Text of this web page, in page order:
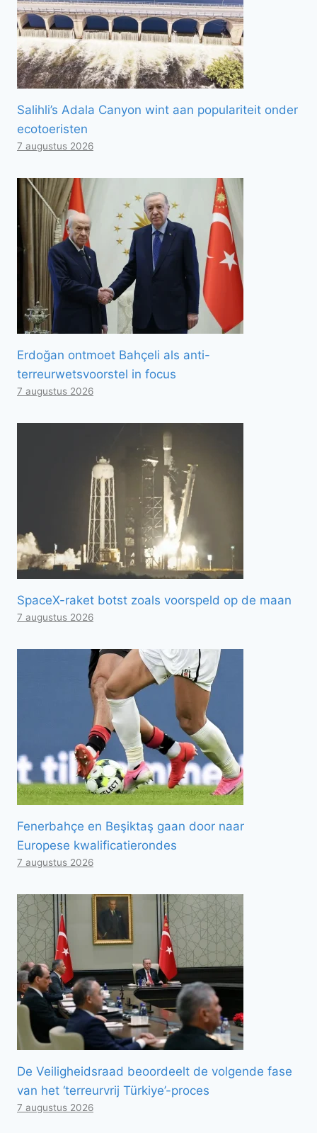
Salihli’s Adala Canyon wint aan populariteit onder
ecotoeristen
7 augustus 2026
Erdoğan ontmoet Bahçeli als anti-
terreurwetsvoorstel in focus
7 augustus 2026
SpaceX-raket botst zoals voorspeld op de maan
7 augustus 2026
Fenerbahçe en Beşiktaş gaan door naar
Europese kwalificatierondes
7 augustus 2026
De Veiligheidsraad beoordeelt de volgende fase
van het ‘terreurvrij Türkiye’-proces
7 augustus 2026